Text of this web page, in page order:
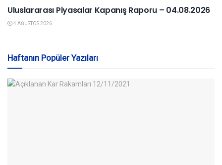
Uluslararası Piyasalar Kapanış Raporu – 04.08.2026
4 AĞUSTOS 2026
Haftanın Popüler Yazıları